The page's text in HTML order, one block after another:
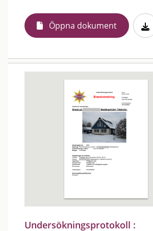
Öppna dokument
Undersökningsprotokoll :